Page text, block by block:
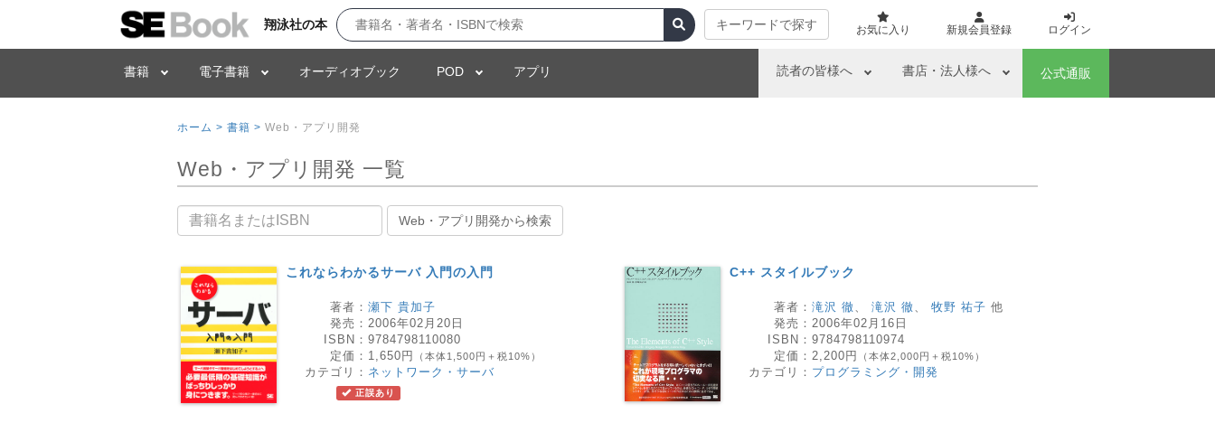
翔泳社の本 キーワードで探す お気に入り 新規会員登録 ログイン
書籍 電子書籍 オーディオブック POD アプリ 読者の皆様へ 書店・法人様へ 公式通販
ホーム > 書籍 > Web・アプリ開発
Web・アプリ開発 一覧
書籍名 Web・アプリ開発から検索
これならわかるサーバ 入門の入門
著者： 瀬下 貴加子
発売： 2006年02月20日
ISBN： 9784798110080
定価： 1,650円 （本体1,500円＋税10%）
カテゴリ： ネットワーク・サーバ
正誤あり
C++ スタイルブック
著者： 滝沢 徹、 滝沢 徹、 牧野 祐子 他
発売： 2006年02月16日
ISBN： 9784798110974
定価： 2,200円 （本体2,000円＋税10%）
カテゴリ： プログラミング・開発